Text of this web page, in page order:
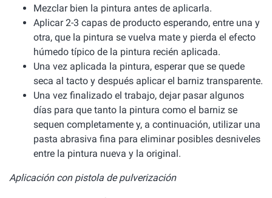
Mezclar bien la pintura antes de aplicarla.
Aplicar 2-3 capas de producto esperando, entre una y
otra, que la pintura se vuelva mate y pierda el efecto
húmedo típico de la pintura recién aplicada.
Una vez aplicada la pintura, esperar que se quede
seca al tacto y después aplicar el barniz transparente.
Una vez finalizado el trabajo, dejar pasar algunos
días para que tanto la pintura como el barniz se
sequen completamente y, a continuación, utilizar una
pasta abrasiva fina para eliminar posibles desniveles
entre la pintura nueva y la original.
Aplicación con pistola de pulverización